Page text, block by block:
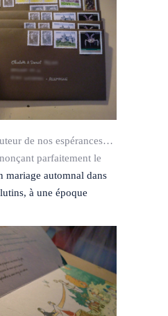
de nos espérances…
parfaitement le
mariage automnal dans
à une époque